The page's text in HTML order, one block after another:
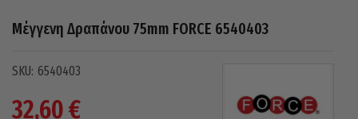
Μέγγενη Δραπάνου 75mm FORCE 6540403
6540403
32,60€